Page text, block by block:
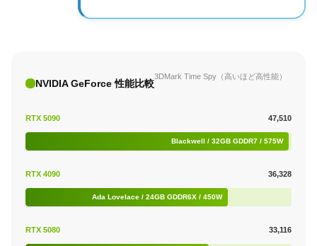
NVIDIA GeForce 性能比較
3DMark Time Spy（高いほど高性能）
RTX 5090 47,510
Blackwell / 32GB GDDR7 / 575W
RTX 4090 36,328
Ada Lovelace / 24GB GDDR6X / 450W
RTX 5080 33,116